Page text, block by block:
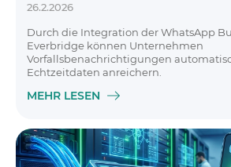
26.2.2026
Durch die Integration der WhatsApp
Everbridge können Unternehmen
Vorfallsbenachrichtigungen
Echtzeitdaten anreichern.
MEHR LESEN